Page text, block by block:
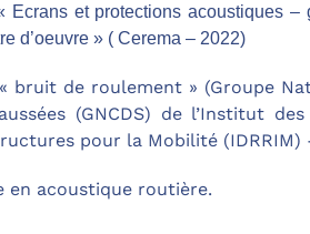
Ecrans et protections acoustiques –
d’oeuvre » ( Cerema – 2022)
bruit de roulement » (Groupe
(GNCDS) de l’Institut
pour la Mobilité (IDRRIM)
en acoustique routière.